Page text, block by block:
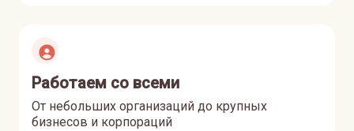
Работаем со всеми
От небольших организаций до крупных
бизнесов и корпораций